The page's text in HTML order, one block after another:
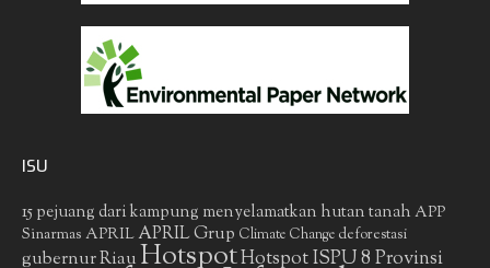
ISU
15 pejuang dari kampung menyelamatkan hutan tanah APP
Sinarmas APRIL APRIL Grup Climate Change deforestasi
gubernur RiauHotspotHotspot ISPU 8 Provinsi